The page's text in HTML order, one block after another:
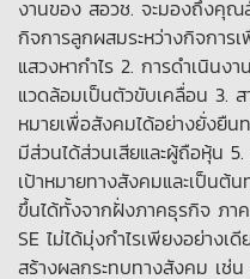
งานของ สอวช. จะมองถึงคุ
กิจการลูกผสมระหว่างกิจการ
แสวงหากำไร 2. การดำเนินง
แวดล้อมเป็นตัวขับเคลื่อน 3. ส
หมายเพื่อสังคมได้อย่างยั่งยื
มีส่วนได้ส่วนเสียและผู้ถือหุ้น
เป้าหมายทางสังคมและเป็นต้
ขึ้นได้ทั้งจากฝั่งภาคธุรกิจ ภาค
SE ไม่ได้มุ่งกำไรเพียงอย่างเ
สร้างผลกระทบทางสังคม เช่น